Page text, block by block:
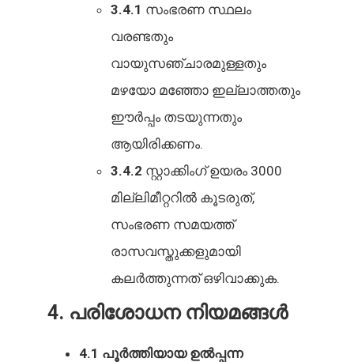
3.4.1 സംഭരണ സ്ഥലം
വരണ്ടതും
വായുസഞ്ചാരമുള്ളതും
മഴയോ മഞ്ഞോ ഇല്ലാത്തതും
ഈർപ്പം തടയുന്നതും
ആയിരിക്കണം.
3.4.2 സ്റ്റാക്കിംഗ് ഉയരം 3000
മില്ലിമീറ്ററിൽ കൂടരുത്,
സംഭരണ സമയത്ത്
രാസവസ്തുക്കളുമായി
കലർത്തുന്നത് ഒഴിവാക്കുക.
4. പരിശോധന നിയമങ്ങൾ
4.1 പൂർത്തിയായ ഉൽപ്പന്ന